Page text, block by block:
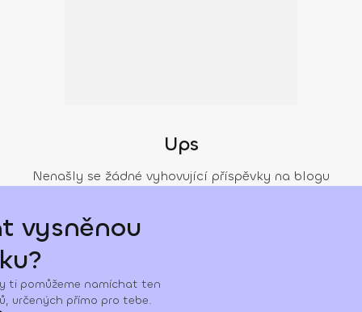
Ups
Nenašly se žádné vyhovující příspěvky na blogu
vysněnou
ti pomůžeme namíchat ten
určených přímo pro tebe.